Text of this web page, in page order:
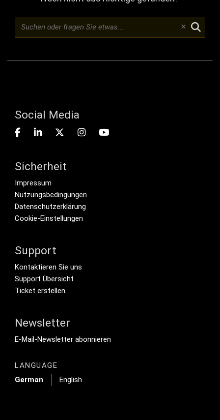
Social Media
Sicherheit
Footer menu
Impressum
Nutzungsbedingungen
Datenschutzerklärung
Cookie-Einstellungen
Support
Footer Secondary Menu
Kontaktieren Sie uns
Support Übersicht
Ticket erstellen
Newsletter
Footer Tertiary
E-Mail-Newsletter abonnieren
LANGUAGE
German
English